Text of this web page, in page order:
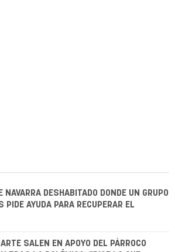
NAVARRA DESHABITADO DONDE UN GRUPO
PIDE AYUDA PARA RECUPERAR EL
SALEN EN APOYO DEL PÁRROCO